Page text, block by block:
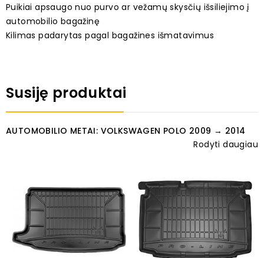
Puikiai apsaugo nuo purvo ar vežamų skysčių išsiliejimo į
automobilio bagažinę
Kilimas padarytas pagal bagažines išmatavimus
Susiję produktai
AUTOMOBILIO METAI: VOLKSWAGEN POLO 2009 → 2014
Rodyti daugiau